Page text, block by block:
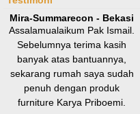
Mira-Summarecon - Bekasi
Assalamualaikum Pak Ismail.
Sebelumnya terima kasih
banyak atas bantuannya,
sekarang rumah saya sudah
penuh dengan produk
furniture Karya Priboemi.